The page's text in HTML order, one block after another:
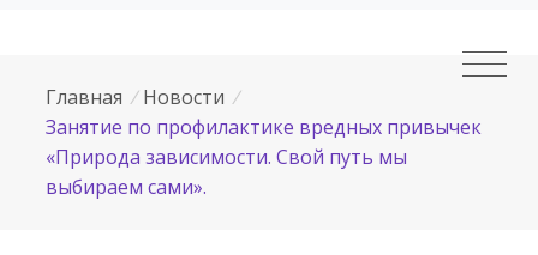
Главная / Новости /
Занятие по профилактике вредных привычек
«Природа зависимости. Свой путь мы
выбираем сами».